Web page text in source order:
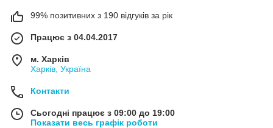
99% позитивних з 190 відгуків за рік
Працює з 04.04.2017
м. Харків
Харків, Україна
Контакти
Сьогодні працює з 09:00 до 19:00
Показати весь графік роботи